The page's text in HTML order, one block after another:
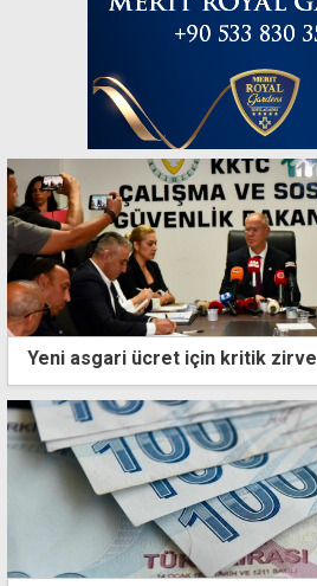
Yeni asgari ücret için kritik zirve